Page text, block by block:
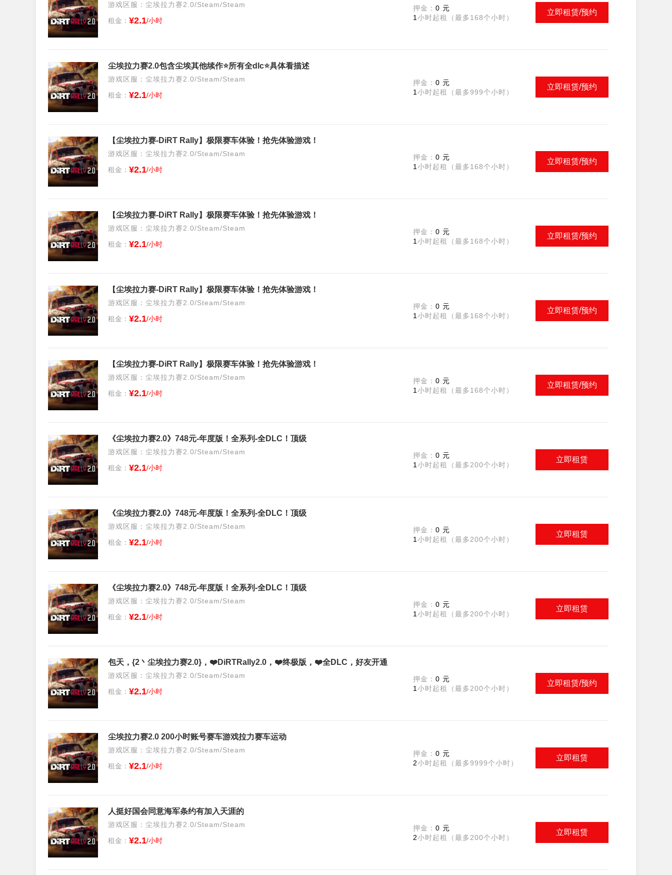
游戏区服：尘埃拉力赛2.0/Steam/Steam
租金： ¥2.1/小时
押金： 0 元
1 小时起租（最多168个小时）
立即租赁/预约
尘埃拉力赛2.0包含尘埃其他续作⭐所有全dlc⭐具体看描述
游戏区服：尘埃拉力赛2.0/Steam/Steam
租金： ¥2.1/小时
押金： 0 元
1 小时起租（最多999个小时）
立即租赁/预约
【尘埃拉力赛-DiRT Rally】极限赛车体验！抢先体验游戏！
游戏区服：尘埃拉力赛2.0/Steam/Steam
租金： ¥2.1/小时
押金： 0 元
1 小时起租（最多168个小时）
立即租赁/预约
【尘埃拉力赛-DiRT Rally】极限赛车体验！抢先体验游戏！
游戏区服：尘埃拉力赛2.0/Steam/Steam
租金： ¥2.1/小时
押金： 0 元
1 小时起租（最多168个小时）
立即租赁/预约
【尘埃拉力赛-DiRT Rally】极限赛车体验！抢先体验游戏！
游戏区服：尘埃拉力赛2.0/Steam/Steam
租金： ¥2.1/小时
押金： 0 元
1 小时起租（最多168个小时）
立即租赁/预约
【尘埃拉力赛-DiRT Rally】极限赛车体验！抢先体验游戏！
游戏区服：尘埃拉力赛2.0/Steam/Steam
租金： ¥2.1/小时
押金： 0 元
1 小时起租（最多168个小时）
立即租赁/预约
《尘埃拉力赛2.0》748元-年度版！全系列-全DLC！顶级
游戏区服：尘埃拉力赛2.0/Steam/Steam
租金： ¥2.1/小时
押金： 0 元
1 小时起租（最多200个小时）
立即租赁
《尘埃拉力赛2.0》748元-年度版！全系列-全DLC！顶级
游戏区服：尘埃拉力赛2.0/Steam/Steam
租金： ¥2.1/小时
押金： 0 元
1 小时起租（最多200个小时）
立即租赁
《尘埃拉力赛2.0》748元-年度版！全系列-全DLC！顶级
游戏区服：尘埃拉力赛2.0/Steam/Steam
租金： ¥2.1/小时
押金： 0 元
1 小时起租（最多200个小时）
立即租赁
包天，{2丶尘埃拉力赛2.0}，❤️DiRTRally2.0，❤️终极版，❤️全DLC，好友开通
游戏区服：尘埃拉力赛2.0/Steam/Steam
租金： ¥2.1/小时
押金： 0 元
1 小时起租（最多200个小时）
立即租赁/预约
尘埃拉力赛2.0 200小时账号赛车游戏拉力赛车运动
游戏区服：尘埃拉力赛2.0/Steam/Steam
租金： ¥2.1/小时
押金： 0 元
2小时起租（最多9999个小时）
立即租赁
人挺好国会同意海军条约有加入天涯的
游戏区服：尘埃拉力赛2.0/Steam/Steam
租金： ¥2.1/小时
押金： 0 元
2小时起租（最多200个小时）
立即租赁